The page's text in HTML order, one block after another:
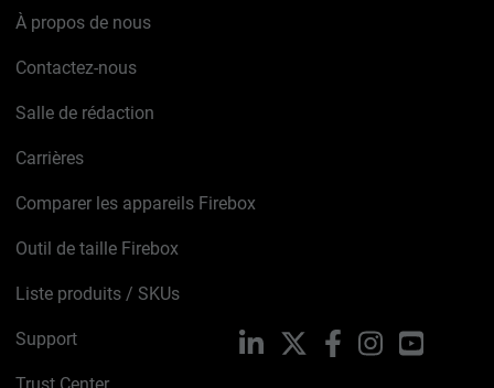
À propos de nous
Contactez-nous
Salle de rédaction
Carrières
Comparer les appareils Firebox
Outil de taille Firebox
Liste produits / SKUs
Support LinkedIn FacebookInstagramYouTube